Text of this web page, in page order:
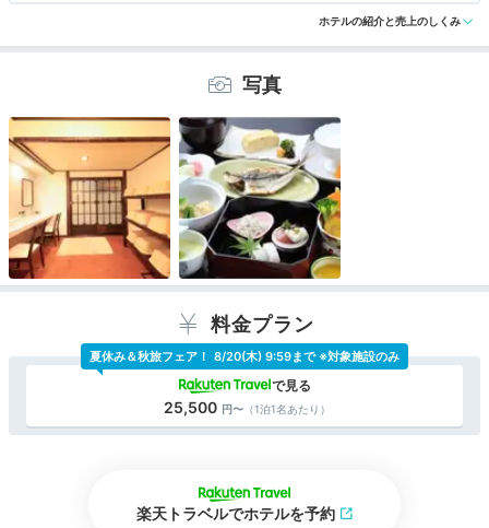
はなく、いつでも温泉に浸かれるのが良い。客数も
少ないので、大浴場でも殆ど人と会うこともなく、
ゆったりとくつろいで入ることができました。料理
も地の物を使った料理が部屋食で出され、仲居さん
も親切な方で快適に過ごせました。あえて欠点を言
うとWiFiが無いこと位です。
アクセス 4.5 コスパ 3.0 客室 3.5 接客対応 3.5 風呂 3.5
ホテルの紹介と売上のしくみ
写真
料金プラン
25,500 （1泊1名あたり）
夏休み＆秋旅フェア！ 8/20(木) 9:59まで ※対象施設のみ
楽天トラベルでホテルを予約